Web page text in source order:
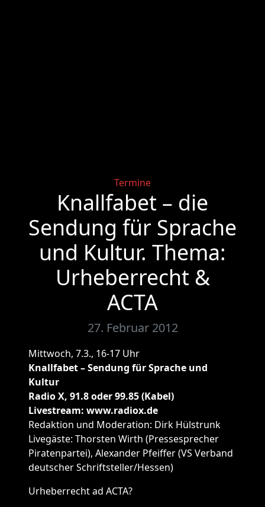
Categories
Termine
Knallfabet – die
Sendung für Sprache
und Kultur. Thema:
Urheberrecht &
ACTA
27. Februar 2012
Mittwoch, 7.3., 16-17 Uhr
Knallfabet – Sendung für Sprache und
Kultur
Radio X, 91.8 oder 99.85 (Kabel)
Livestream: www.radiox.de
Redaktion und Moderation: Dirk Hülstrunk
Livegäste: Thorsten Wirth (Pressesprecher
Piratenpartei), Alexander Pfeiffer (VS Verband
deutscher Schriftsteller/Hessen)
Urheberrecht ad ACTA?